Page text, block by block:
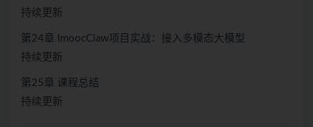
持续更新
第24章 ImoocClaw项目实战：接入多模态大模型
持续更新
第25章 课程总结
持续更新